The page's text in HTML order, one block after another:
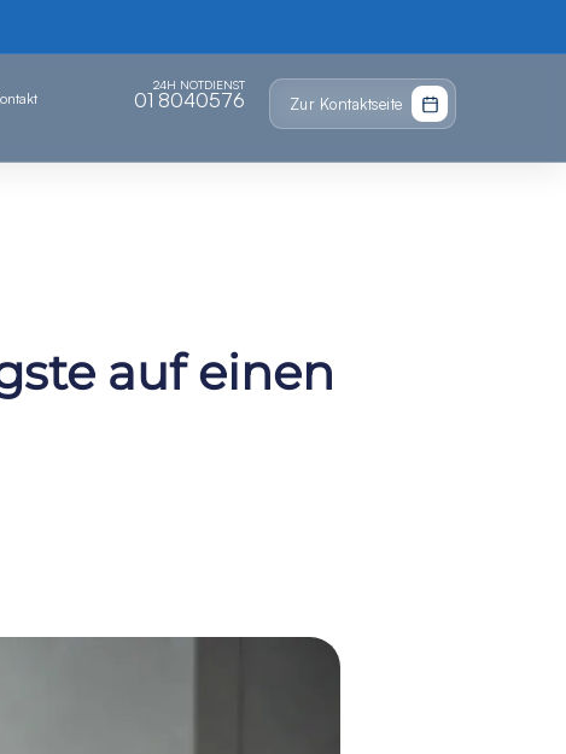
24H NOTDIENST
01 8040576 Zur Kontaktseite
auf einen